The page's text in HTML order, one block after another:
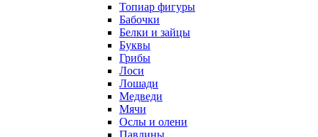
Топиар фигуры
Бабочки
Белки и зайцы
Буквы
Грибы
Лоси
Лошади
Медведи
Мячи
Ослы и олени
Павлины